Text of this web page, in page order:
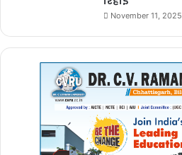
November 11, 2025